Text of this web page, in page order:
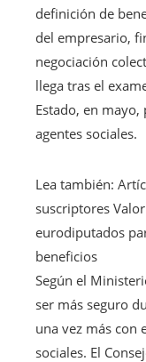
definición de
del empresario,
negociación
llega tras el
Estado, en
agentes sociales.
Lea también:
suscriptores
eurodiputados
beneficios
Según el
ser más seguro
una vez más con
sociales. El